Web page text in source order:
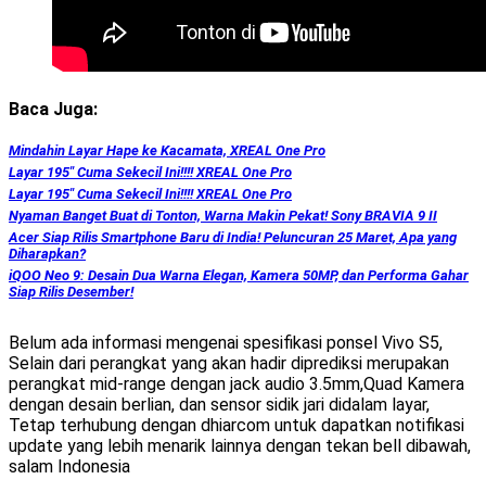
Baca Juga:
Mindahin Layar Hape ke Kacamata, XREAL One Pro
Layar 195″ Cuma Sekecil Ini!!!! XREAL One Pro
Layar 195″ Cuma Sekecil Ini!!!! XREAL One Pro
Nyaman Banget Buat di Tonton, Warna Makin Pekat! Sony BRAVIA 9 II
Acer Siap Rilis Smartphone Baru di India! Peluncuran 25 Maret, Apa yang
Diharapkan?
iQOO Neo 9: Desain Dua Warna Elegan, Kamera 50MP, dan Performa Gahar
Siap Rilis Desember!
Belum ada informasi mengenai spesifikasi ponsel Vivo S5,
Selain dari perangkat yang akan hadir diprediksi merupakan
perangkat mid-range dengan jack audio 3.5mm,Quad Kamera
dengan desain berlian, dan sensor sidik jari didalam layar,
Tetap terhubung dengan dhiarcom untuk dapatkan notifikasi
update yang lebih menarik lainnya dengan tekan bell dibawah,
salam Indonesia